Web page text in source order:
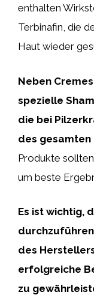
enthalten
Terbinafin, die
Haut wieder
Neben
spezielle
die bei
des gesamten
Produkte
um beste
Es ist wichtig,
des
erfolgreiche
zu